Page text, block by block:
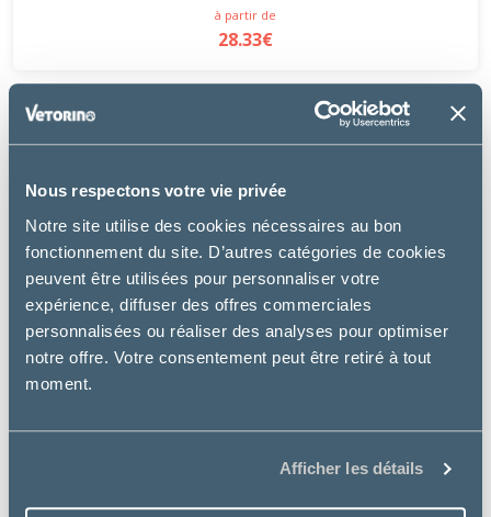
Nous respectons votre vie privée
Notre site utilise des cookies nécessaires au bon
fonctionnement du site. D’autres catégories de cookies
peuvent être utilisées pour personnaliser votre
expérience, diffuser des offres commerciales
personnalisées ou réaliser des analyses pour optimiser
notre offre. Votre consentement peut être retiré à tout
moment.
Afficher les détails
à partir de
28.33€